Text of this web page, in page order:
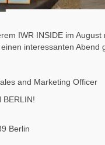
IWR INSIDE im
interessanten Abend
and Marketing Officer
BERLIN!
Berlin